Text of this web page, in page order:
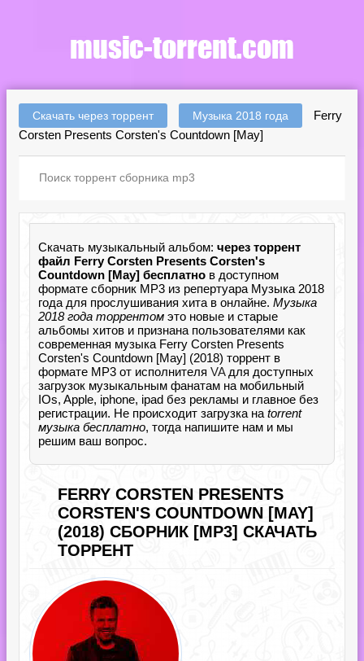
Скачать через торрент Музыка 2018 года
Ferry
Corsten Presents Corsten's Countdown [May]
Скачать музыкальный альбом: через торрент
файл Ferry Corsten Presents Corsten's
Countdown [May] бесплатно в доступном
формате сборник MP3 из репертуара Музыка 2018
года для прослушивания хита в онлайне. Музыка
2018 года торрентом это новые и старые
альбомы хитов и признана пользователями как
современная музыка Ferry Corsten Presents
Corsten's Countdown [May] (2018) торрент в
формате MP3 от исполнителя VAдля доступных
загрузок музыкальным фанатам на мобильный
IOs, Apple, iphone, ipad без рекламы и главное без
регистрации. Не происходит загрузка на torrent
музыка бесплатно, тогда напишите нам и мы
решим ваш вопрос.
FERRY CORSTEN PRESENTS
CORSTEN'S COUNTDOWN [MAY]
(2018) СБОРНИК [MP3] СКАЧАТЬ
ТОРРЕНТ